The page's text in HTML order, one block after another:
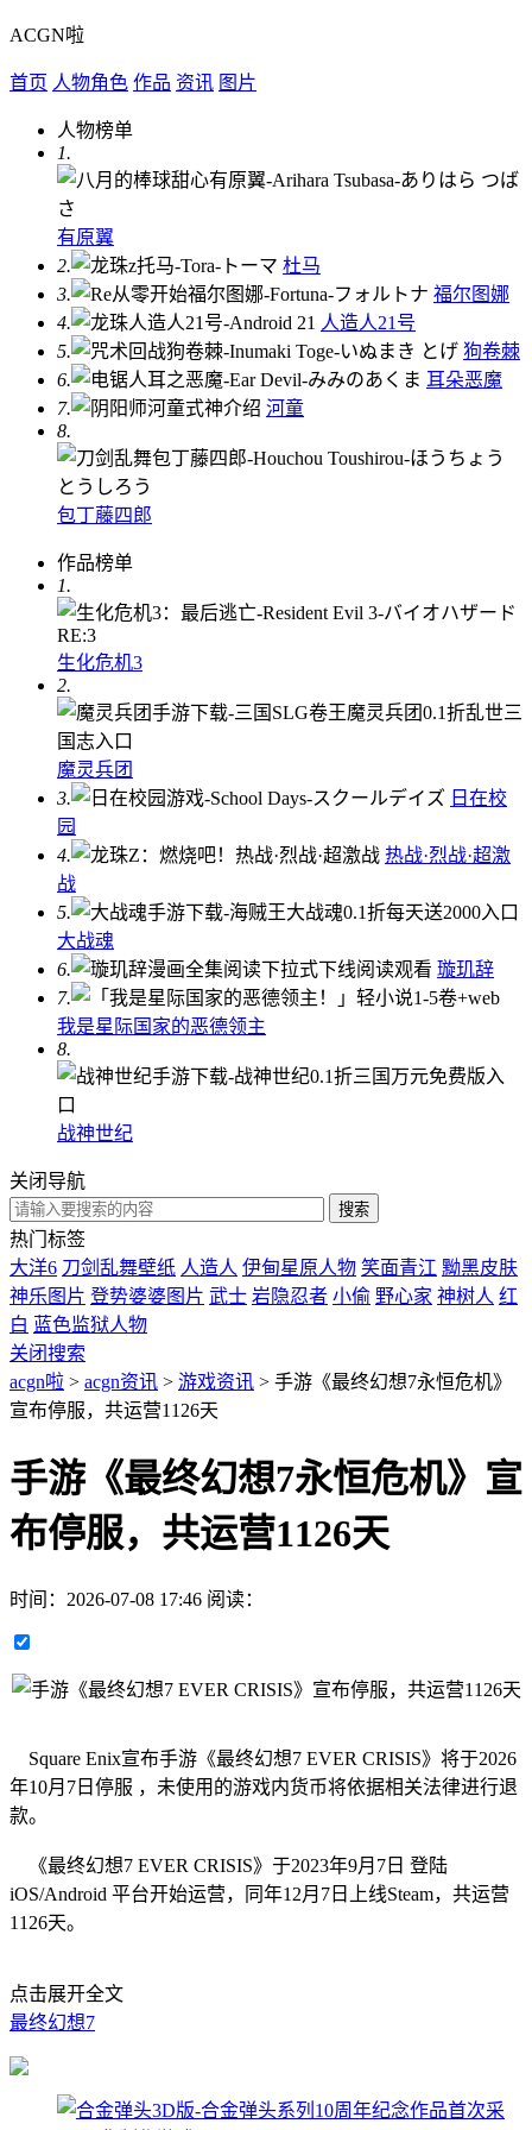
ACGN啦
首页 人物角色 作品 资讯 图片
人物榜单
1.
有原翼
2.
杜马
3.
福尔图娜
4.
人造人21号
5.
狗卷棘
6.
耳朵恶魔
7.
河童
8.
包丁藤四郎
作品榜单
1.
生化危机3
2.
魔灵兵团
3.
日在校
园
4.
热战·烈战·超激
战
5.
大战魂
6.
璇玑辞
7.
我是星际国家的恶德领主
8.
战神世纪
关闭导航
热门标签
大洋6 刀剑乱舞壁纸 人造人 伊甸星原人物 笑面青江 黝黑皮肤
神乐图片 登势婆婆图片 武士 岩隐忍者 小偷 野心家 神树人 红
白 蓝色监狱人物
关闭搜索
acgn啦 > acgn资讯 > 游戏资讯 > 手游《最终幻想7永恒危机》
宣布停服，共运营1126天
手游《最终幻想7永恒危机》宣
布停服，共运营1126天
时间： 2026-07-08 17:46 阅读：
Square Enix宣布手游《最终幻想7 EVER CRISIS》将于2026
年10月7日停服 ​​​，未使用的游戏内货币将依据相关法律进行退
款。
《最终幻想7 EVER CRISIS》于2023年9月7日 ​​​​登陆
iOS/Android 平台开始运营，同年12月7日上线Steam，共运营
1126天。
点击展开全文
最终幻想7